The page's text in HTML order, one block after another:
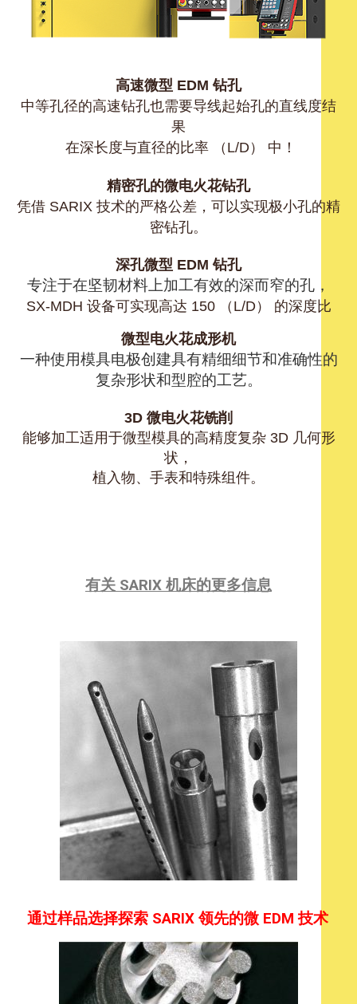
高速微型 EDM 钻孔
中等孔径的高速钻孔也需要导线起始孔的直线度结
果
在深长度与直径的比率 （L/D） 中！
精密孔的微电火花钻孔
凭借 SARIX 技术的严格公差，可以实现极小孔的精
密钻孔。
深孔微型 EDM 钻孔
专注于在坚韧材料上加工有效的深而窄的孔，
SX-MDH 设备可实现高达 150 （L/D） 的深度比
微型电火花成形机
一种使用模具电极创建具有精细细节和准确性的
复杂形状和型腔的工艺。
3D 微电火花铣削
能够加工适用于微型模具的高精度复杂 3D 几何形
状，
植入物、手表和特殊组件。
有关 SARIX 机床的更多信息
通过样品选择探索 SARIX 领先的微 EDM 技术